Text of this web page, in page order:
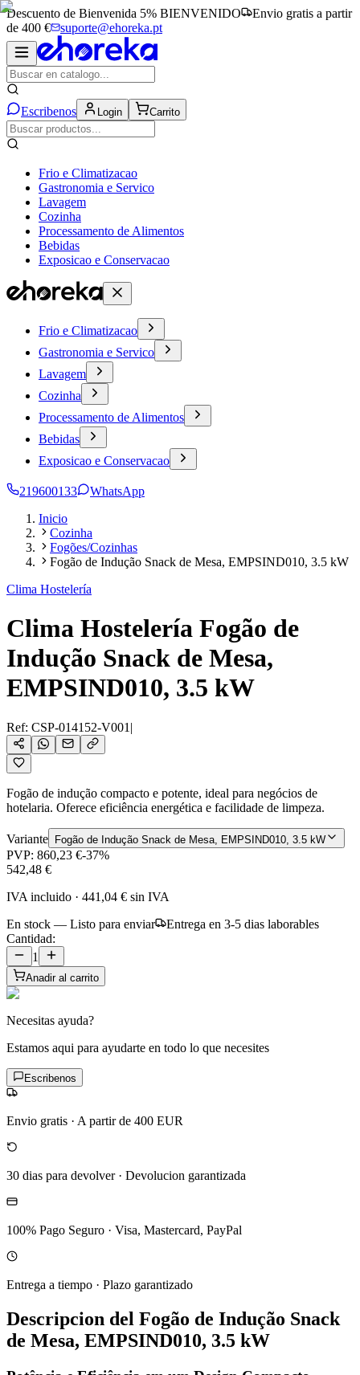
Descuento de Bienvenida 5% BIENVENIDO
Envio gratis a partir
de 400 €
suporte@ehoreka.pt
Escribenos Login Carrito
Frio e Climatizacao
Gastronomia e Servico
Lavagem
Cozinha
Processamento de Alimentos
Bebidas
Exposicao e Conservacao
Frio e Climatizacao
Gastronomia e Servico
Lavagem
Cozinha
Processamento de Alimentos
Bebidas
Exposicao e Conservacao
219600133
WhatsApp
Inicio
Cozinha
Fogões/Cozinhas
Fogão de Indução Snack de Mesa, EMPSIND010, 3.5 kW
Clima Hostelería
Clima Hostelería Fogão de
Indução Snack de Mesa,
EMPSIND010, 3.5 kW
Ref: CSP-014152-V001 |
Fogão de indução compacto e potente, ideal para negócios de
hotelaria. Oferece eficiência energética e facilidade de limpeza.
Variante Fogão de Indução Snack de Mesa, EMPSIND010, 3.5 kW
PVP: 860,23 €-37%
542,48 €
IVA incluido · 441,04 € sin IVA
En stock — Listo para enviar
Entrega en 3-5 dias laborables
Cantidad:
1
Anadir al carrito
Necesitas ayuda?
Estamos aqui para ayudarte en todo lo que necesites
Escribenos
Envio gratis · A partir de 400 EUR
30 dias para devolver· Devolucion garantizada
100% Pago Seguro · Visa, Mastercard, PayPal
Entrega a tiempo · Plazo garantizado
Descripcion del Fogão de Indução Snack
de Mesa, EMPSIND010, 3.5 kW